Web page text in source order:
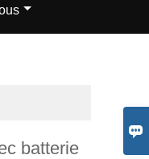

batterie